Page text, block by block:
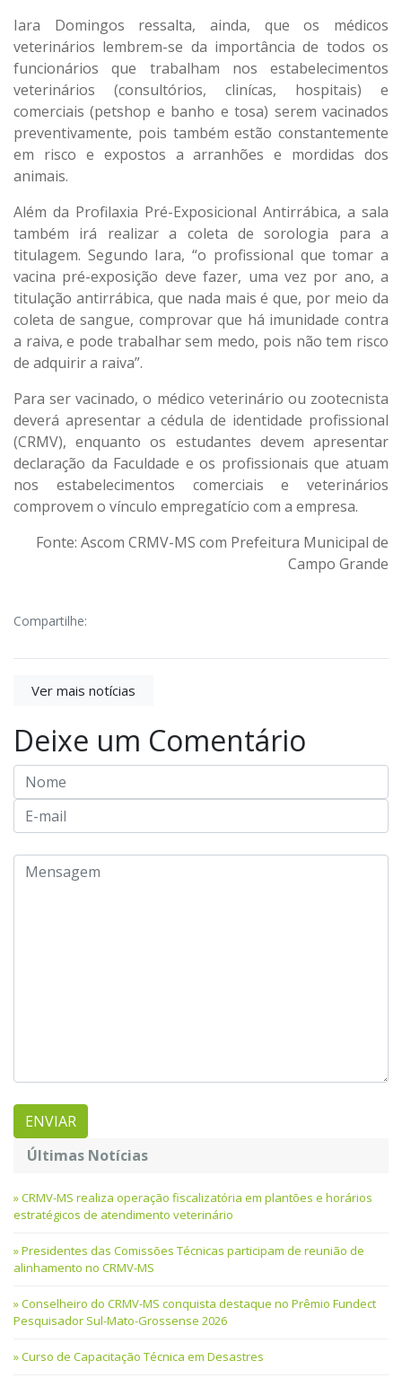
Iara Domingos ressalta, ainda, que os médicos
veterinários lembrem-se da importância de todos os
funcionários que trabalham nos estabelecimentos
veterinários (consultórios, clinícas, hospitais) e
comerciais (petshop e banho e tosa) serem vacinados
preventivamente, pois também estão constantemente
em risco e expostos a arranhões e mordidas dos
animais.
Além da Profilaxia Pré-Exposicional Antirrábica, a sala
também irá realizar a coleta de sorologia para a
titulagem. Segundo Iara, “o profissional que tomar a
vacina pré-exposição deve fazer, uma vez por ano, a
titulação antirrábica, que nada mais é que, por meio da
coleta de sangue, comprovar que há imunidade contra
a raiva, e pode trabalhar sem medo, pois não tem risco
de adquirir a raiva”.
Para ser vacinado, o médico veterinário ou zootecnista
deverá apresentar a cédula de identidade profissional
(CRMV), enquanto os estudantes devem apresentar
declaração da Faculdade e os profissionais que atuam
nos estabelecimentos comerciais e veterinários
comprovem o vínculo empregatício com a empresa.
Fonte: Ascom CRMV-MS com Prefeitura Municipal de
Campo Grande
Compartilhe:
Ver mais notícias
Deixe um Comentário
Últimas Notícias
CRMV-MS realiza operação fiscalizatória em plantões e horários
estratégicos de atendimento veterinário
Presidentes das Comissões Técnicas participam de reunião de
alinhamento no CRMV-MS
Conselheiro do CRMV-MS conquista destaque no Prêmio Fundect
Pesquisador Sul-Mato-Grossense 2026
Curso de Capacitação Técnica em Desastres